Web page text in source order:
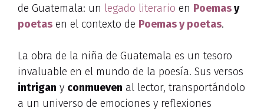
de Guatemala: un legado literario en Poemasy
poetas en el contexto de Poemas y poetas.
La obra de la niña de Guatemala es un tesoro
invaluable en el mundo de la poesía. Sus versos
intrigan y conmueven al lector, transportándolo
a un universo de emociones y reflexiones